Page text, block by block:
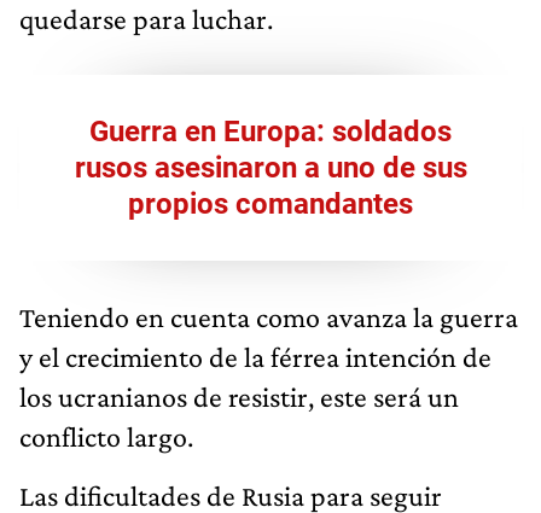
quedarse para luchar.
Guerra en Europa: soldados
rusos asesinaron a uno de sus
propios comandantes
Teniendo en cuenta como avanza la guerra
y el crecimiento de la férrea intención de
los ucranianos de resistir, este será un
conflicto largo.
Las dificultades de Rusia para seguir